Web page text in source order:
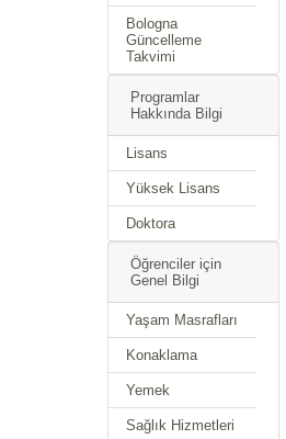
Bologna
Güncelleme
Takvimi
Programlar
Hakkında Bilgi
Lisans
Yüksek Lisans
Doktora
Öğrenciler için
Genel Bilgi
Yaşam Masrafları
Konaklama
Yemek
Sağlık Hizmetleri